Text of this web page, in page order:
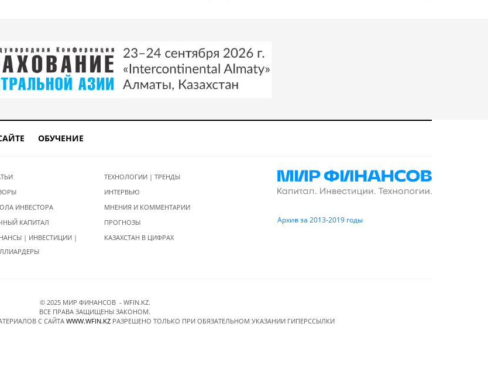
ОБУЧЕНИЕ
ИНВЕСТОРА
КАПИТАЛ
| ИНВЕСТИЦИИ |
ТЕХНОЛОГИИ | ТРЕНДЫ
ИНТЕРВЬЮ
МНЕНИЯ И КОММЕНТАРИИ
ПРОГНОЗЫ
КАЗАХСТАН В ЦИФРАХ
Архив за 2013-2019 годы
© 2025 МИР ФИНАНСОВ - WFIN.KZ.
ВСЕ ПРАВА ЗАЩИЩЕНЫ ЗАКОНОМ.
C САЙТА WWW.WFIN.KZ РАЗРЕШЕНО ТОЛЬКО ПРИ ОБЯЗАТЕЛЬНОМ УКАЗАНИИ ГИПЕРССЫЛКИ